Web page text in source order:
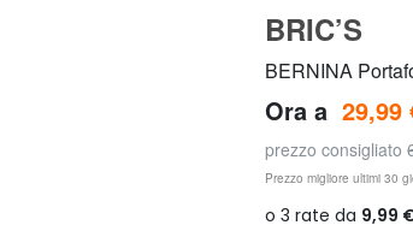
BRIC’S
BERNINA
Ora a 29,99
prezzo consigliato
Prezzo migliore ultimi 30